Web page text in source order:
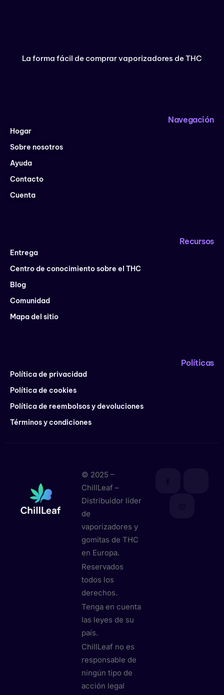
La forma fácil de comprar vaporizadores de THC
Navegación
Hogar
Sobre nosotros
Ayuda
Contacto
Cuenta
Recursos
Entrega
Centro de conocimiento sobre el THC
Blog
Comunidad
Mapa del sitio
Políticas
Política de privacidad
Política de cookies
Política de reembolsos y devoluciones
Términos y condiciones
© 2025 –
ChillLeaf –
Distribuidor líder
de
vaporizadores y
gomitas de THC
en Europa.
Reservados
todos los
derechos.
Tenga en cuenta
las leyes de su
país.
ChillLeaf no es
responsable de
ningún tipo de
acción legal